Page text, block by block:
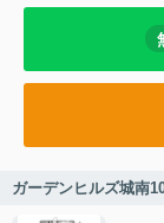
ガーデンヒルズ城南